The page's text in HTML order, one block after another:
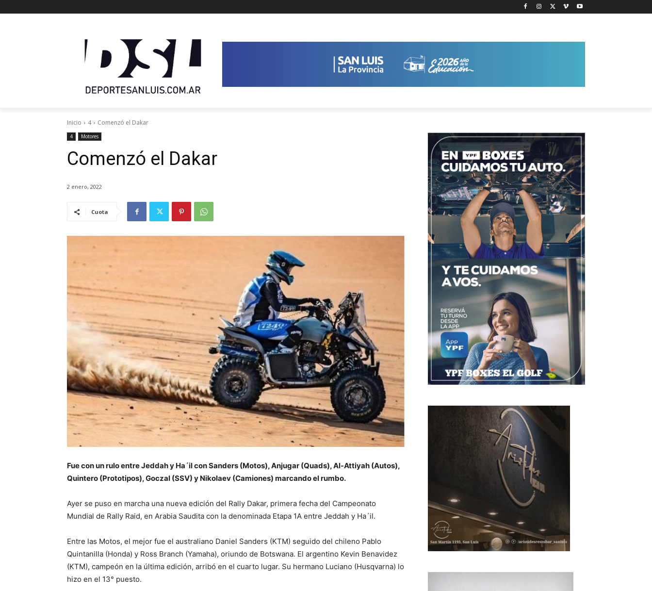
Inicio 4 Comenzó el Dakar
4 Motores
Comenzó el Dakar
2 enero, 2022
Cuota
Fue con un rulo entre Jeddah y Ha´il con Sanders (Motos), Anjugar (Quads), Al-Attiyah (Autos),
Quintero (Prototipos), Goczal (SSV) y Nikolaev (Camiones) marcando el rumbo.
Ayer se puso en marcha una nueva edición del Rally Dakar, primera fecha del Campeonato
Mundial de Rally Raid, en Arabia Saudita con la denominada Etapa 1A entre Jeddah y Ha´il.
Entre las Motos, el mejor fue el australiano Daniel Sanders (KTM) seguido del chileno Pablo
Quintanilla (Honda) y Ross Branch (Yamaha), oriundo de Botswana. El argentino Kevin Benavidez
(KTM), campeón en la última edición, arribó en el cuarto lugar. Su hermano Luciano (Husqvarna) lo
hizo en el 13° puesto.